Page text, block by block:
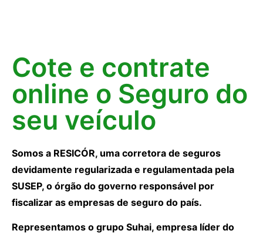
Cote e contrate
online o Seguro do
seu veículo
Somos a RESICÓR, uma corretora de seguros
devidamente regularizada e regulamentada pela
SUSEP, o órgão do governo responsável por
fiscalizar as empresas de seguro do país.
Representamos o grupo Suhai, empresa líder do